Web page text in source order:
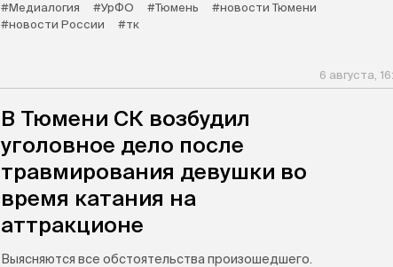
#Медиалогия
#УрФО #Тюмень
#новости Тюмени
#новости России
#тк
6 августа,
В Тюмени СК возбудил
уголовное дело после
травмирования девушки во
время катания на
аттракционе
Выясняются все обстоятельства произошедшего.